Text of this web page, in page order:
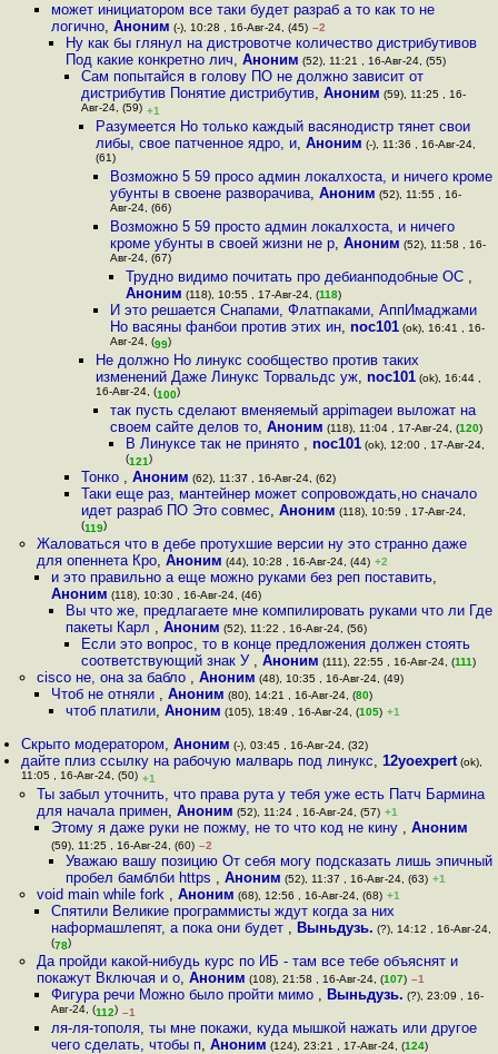
может инициатором все таки будет разраб а то как то не
логично, Аноним (-), 10:28 , 16-Авг-24, (45) –2
Ну как бы глянул на дистровотче количество дистрибутивов
Под какие конкретно лич,Аноним (52), 11:21 , 16-Авг-24, (55)
Сам попытайся в голову ПО не должно зависит от
дистрибутив Понятие дистрибутив, Аноним (59), 11:25 , 16-
Авг-24, (59) +1
Разумеется Но только каждый васянодистр тянет свои
либы, свое патченное ядро, и, Аноним (-), 11:36 , 16-Авг-24,
(61)
Возможно 5 59 просо админ локалхоста, и ничего кроме
убунты в своене разворачива,Аноним (52), 11:55 , 16-
Авг-24, (66)
Возможно 5 59 просто админ локалхоста, и ничего
кроме убунты в своей жизни не р,Аноним (52), 11:58 , 16-
Авг-24, (67)
Трудно видимо почитать про дебианподобные ОС ,
Аноним (118), 10:55 , 17-Авг-24, (118)
И это решается Снапами, Флатпаками, АппИмаджами
Но васяны фанбои против этих ин,noc101 (ok), 16:41 , 16-
Авг-24, (99)
Не должно Но линукс сообщество против таких
изменений Даже Линукс Торвальдс уж, noc101(ok), 16:44 ,
16-Авг-24, (100)
так пусть сделают вменяемый appimageи выложат на
своем сайте делов то,Аноним (118), 11:04 , 17-Авг-24, (120)
В Линуксе так не принято , noc101(ok), 12:00 , 17-Авг-24,
(121)
Тонко , Аноним (62), 11:37 , 16-Авг-24, (62)
Таки еще раз, мантейнер может сопровождать,но сначало
идет разраб ПО Это совмес, Аноним (118), 10:59 , 17-Авг-24,
(119)
Жаловаться что в дебе протухшие версии ну это странно даже
для опеннета Кро, Аноним (44), 10:28 , 16-Авг-24, (44) +2
и это правильно а еще можно руками без реп поставить,
Аноним (118), 10:30 , 16-Авг-24, (46)
Вы что же, предлагаете мне компилировать руками что ли Где
пакеты Карл ,Аноним (52), 11:22 , 16-Авг-24, (56)
Если это вопрос, то в конце предложения должен стоять
соответствующий знак У , Аноним (111), 22:55 , 16-Авг-24, (111)
cisco не, она за бабло , Аноним (48), 10:35 , 16-Авг-24, (49)
Чтоб не отняли , Аноним (80), 14:21 , 16-Авг-24, (80)
чтоб платили,Аноним (105), 18:49 , 16-Авг-24, (105) +1
Скрыто модератором,Аноним (-), 03:45 , 16-Авг-24, (32)
дайте плиз ссылку на рабочую малварь под линукс,12yoexpert (ok),
11:05 , 16-Авг-24, (50) +1
Ты забыл уточнить, что права рута у тебя уже есть Патч Бармина
для начала примен, Аноним (52), 11:24 , 16-Авг-24, (57) +1
Этому я даже руки не пожму, не то что код не кину , Аноним
(59), 11:25 , 16-Авг-24, (60) –2
Уважаю вашу позицию От себя могу подсказать лишь эпичный
пробел бамблби https ,Аноним (52), 11:37 , 16-Авг-24, (63) +1
void main while fork , Аноним (68), 12:56 , 16-Авг-24, (68) +1
Спятили Великие программисты ждут когда за них
наформашлепят, а пока они будет , Выньдузь. (?), 14:12 , 16-Авг-24,
(78)
Да пройди какой-нибудь курс по ИБ - там все тебе объяснят и
покажут Включая и о, Аноним (108), 21:58 , 16-Авг-24, (107) –1
Фигура речи Можно было пройти мимо , Выньдузь. (?), 23:09 , 16-
Авг-24, (112) –1
ля-ля-тополя, ты мне покажи, куда мышкой нажать или другое
чего сделать, чтобы п, Аноним (124), 23:21 , 17-Авг-24, (124)